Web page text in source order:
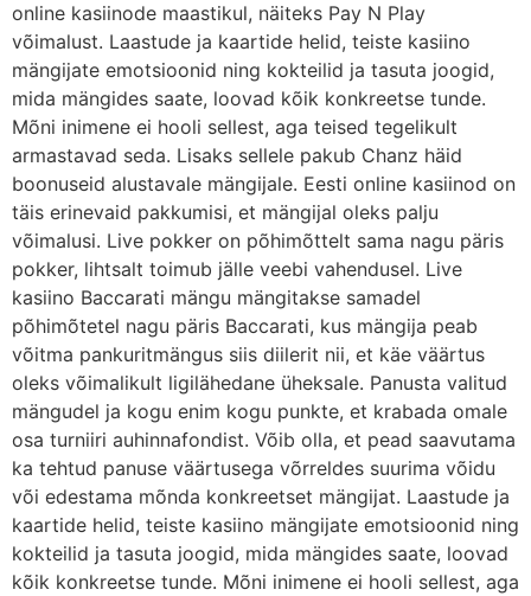
online kasiinode maastikul, näiteks Pay N Play
võimalust. Laastude ja kaartide helid, teiste kasiino
mängijate emotsioonid ning kokteilid ja tasuta joogid,
mida mängides saate, loovad kõik konkreetse tunde.
Mõni inimene ei hooli sellest, aga teised tegelikult
armastavad seda. Lisaks sellele pakub Chanz häid
boonuseid alustavale mängijale. Eesti online kasiinod on
täis erinevaid pakkumisi, et mängijal oleks palju
võimalusi. Live pokker on põhimõttelt sama nagu päris
pokker, lihtsalt toimub jälle veebi vahendusel. Live
kasiino Baccarati mängu mängitakse samadel
põhimõtetel nagu päris Baccarati, kus mängija peab
võitma pankuritmängus siis diilerit nii, et käe väärtus
oleks võimalikult ligilähedane üheksale. Panusta valitud
mängudel ja kogu enim kogu punkte, et krabada omale
osa turniiri auhinnafondist. Võib olla, et pead saavutama
ka tehtud panuse väärtusega võrreldes suurima võidu
või edestama mõnda konkreetset mängijat. Laastude ja
kaartide helid, teiste kasiino mängijate emotsioonid ning
kokteilid ja tasuta joogid, mida mängides saate, loovad
kõik konkreetse tunde. Mõni inimene ei hooli sellest, aga